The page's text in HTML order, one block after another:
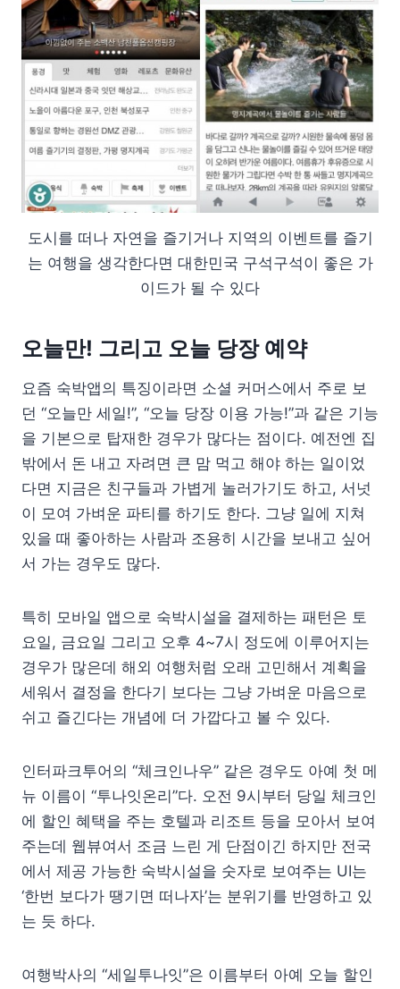
도시를 떠나 자연을 즐기거나 지역의 이벤트를 즐기
는 여행을 생각한다면 대한민국 구석구석이 좋은 가
이드가 될 수 있다
오늘만! 그리고 오늘 당장 예약
요즘 숙박앱의 특징이라면 소셜 커머스에서 주로 보
던 “오늘만 세일!”, “오늘 당장 이용 가능!”과 같은 기능
을 기본으로 탑재한 경우가 많다는 점이다. 예전엔 집
밖에서 돈 내고 자려면 큰 맘 먹고 해야 하는 일이었
다면 지금은 친구들과 가볍게 놀러가기도 하고, 서넛
이 모여 가벼운 파티를 하기도 한다. 그냥 일에 지쳐
있을 때 좋아하는 사람과 조용히 시간을 보내고 싶어
서 가는 경우도 많다.
특히 모바일 앱으로 숙박시설을 결제하는 패턴은 토
요일, 금요일 그리고 오후 4~7시 정도에 이루어지는
경우가 많은데 해외 여행처럼 오래 고민해서 계획을
세워서 결정을 한다기 보다는 그냥 가벼운 마음으로
쉬고 즐긴다는 개념에 더 가깝다고 볼 수 있다.
인터파크투어의 “체크인나우” 같은 경우도 아예 첫 메
뉴 이름이 “투나잇온리”다. 오전 9시부터 당일 체크인
에 할인 혜택을 주는 호텔과 리조트 등을 모아서 보여
주는데 웹뷰여서 조금 느린 게 단점이긴 하지만 전국
에서 제공 가능한 숙박시설을 숫자로 보여주는 UI는
‘한번 보다가 땡기면 떠나자’는 분위기를 반영하고 있
는 듯 하다.
여행박사의 “세일투나잇”은 이름부터 아예 오늘 할인